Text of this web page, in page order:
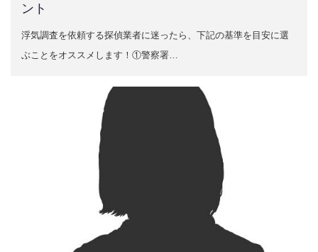
ント
浮気調査を依頼する探偵業者に迷ったら、下記の基準を目安に選
ぶことをオススメします！①警察署…